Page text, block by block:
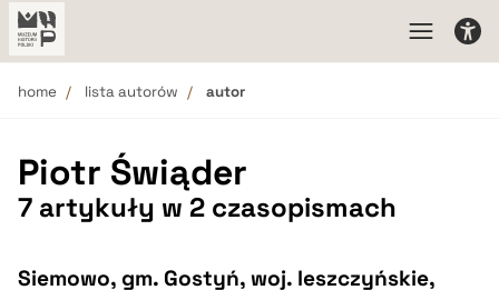
home lista autorów autor
Piotr Świąder
7 artykuły w 2 czasopismach
Siemowo, gm. Gostyń, woj. leszczyńskie,